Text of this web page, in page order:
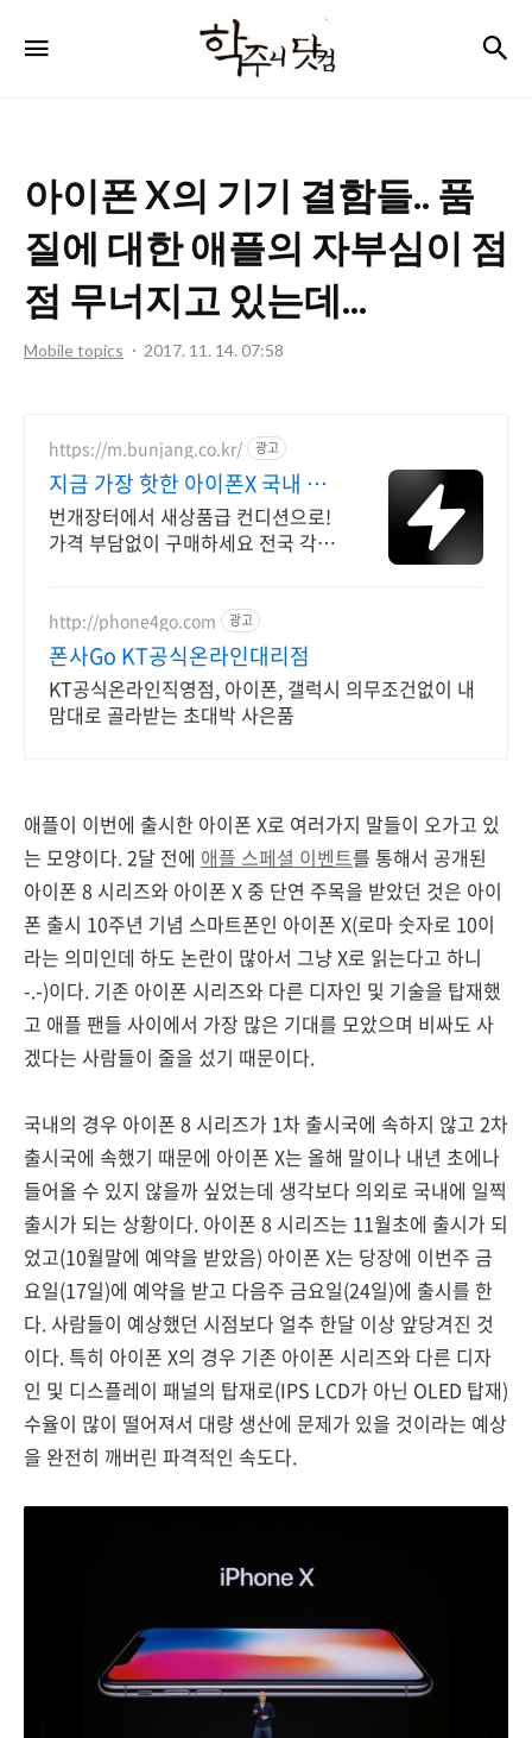
주
컴
아이폰 X의 기기 결함들.. 품
질에 대한 애플의 자부심이 점
점 무너지고 있는데...
Mobile topics 2017. 11. 14. 07:58
https://m.bunjang.co.kr/ 광고
지금 가장 핫한 아이폰X 국내 최
대 브랜드 중고거래
번개장터에서 새상품급 컨디션으로!
가격 부담없이 구매하세요 전국 각지
http://phone4go.com 광고
폰사Go KT공식온라인대리점
KT공식온라인직영점, 아이폰, 갤럭시 의무조건없이 내
맘대로 골라받는 초대박 사은품
애플이 이번에 출시한 아이폰 X로 여러가지 말들이 오가고 있
는 모양이다. 2달 전에 애플 스페셜 이벤트를 통해서 공개된
아이폰 8 시리즈와 아이폰 X 중 단연 주목을 받았던 것은 아이
폰 출시 10주년 기념 스마트폰인 아이폰 X(로마 숫자로 10이
라는 의미인데 하도 논란이 많아서 그냥 X로 읽는다고 하니
-.-)이다. 기존 아이폰 시리즈와 다른 디자인 및 기술을 탑재했
고 애플 팬들 사이에서 가장 많은 기대를 모았으며 비싸도 사
겠다는 사람들이 줄을 섰기 때문이다.
국내의 경우 아이폰 8 시리즈가 1차 출시국에 속하지 않고 2차
출시국에 속했기 때문에 아이폰 X는 올해 말이나 내년 초에나
들어올 수 있지 않을까 싶었는데 생각보다 의외로 국내에 일찍
출시가 되는 상황이다. 아이폰 8 시리즈는 11월초에 출시가 되
었고(10월말에 예약을 받았음) 아이폰 X는 당장에 이번주 금
요일(17일)에 예약을 받고 다음주 금요일(24일)에 출시를 한
다. 사람들이 예상했던 시점보다 얼추 한달 이상 앞당겨진 것
이다. 특히 아이폰 X의 경우 기존 아이폰 시리즈와 다른 디자
인 및 디스플레이 패널의 탑재로(IPS LCD가 아닌 OLED 탑재)
수율이 많이 떨어져서 대량 생산에 문제가 있을 것이라는 예상
을 완전히 깨버린 파격적인 속도다.